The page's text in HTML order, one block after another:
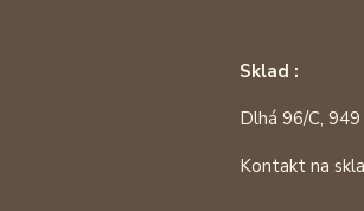
Sklad :
Dlhá 96/C,
Kontakt na